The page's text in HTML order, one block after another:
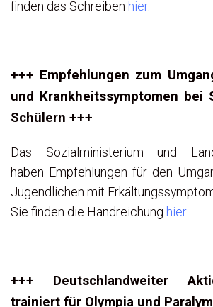
finden das Schreiben hier.
+++ Empfehlungen zum
und Krankheitssymptomen bei
Schülern +++
Das Sozialministerium und
haben Empfehlungen für den
Jugendlichen mit
Sie finden die Handreichung hier.
+++ Deutschlandweiter
trainiert für Olympia und